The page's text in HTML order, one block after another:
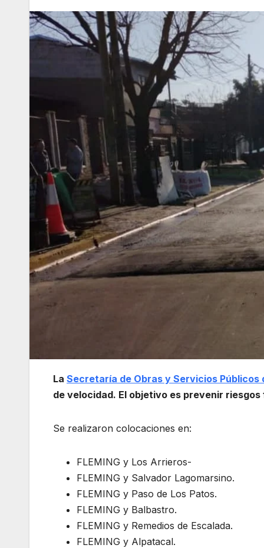
La Secretaría de Obras y Servicios Públicos
de velocidad. El objetivo es prevenir
Se realizaron colocaciones en:
FLEMING y Los Arrieros-
FLEMING y Salvador Lagomarsino.
FLEMING y Paso de Los Patos.
FLEMING y Balbastro.
FLEMING y Remedios de Escalada.
FLEMING y Alpatacal.